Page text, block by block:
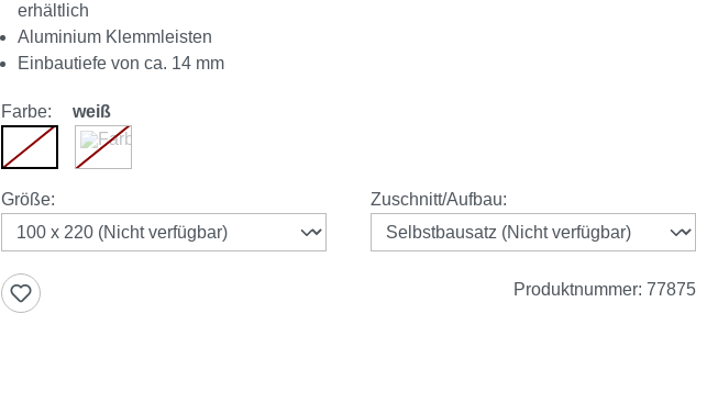
erhältlich
Aluminium Klemmleisten
Einbautiefe von ca. 14 mm
Farbe: weiß
weiß
(Diese Option ist zurzeit nicht verfügbar.)
anthrazit
(Diese Option ist zurzeit nicht verfügbar.)
Größeauswählen
: Zuschnitt/Aufbauauswählen
:
Produktnummer: 77875